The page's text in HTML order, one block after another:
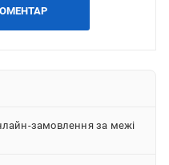
замовлення за межі